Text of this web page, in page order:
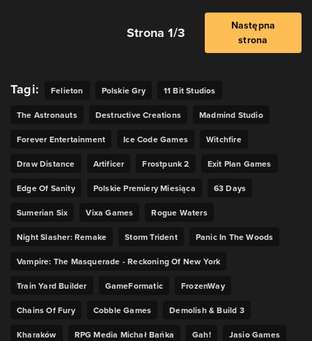
Strona 1/3
Następna
strona
Tagi: Felieton Polskie Gry 11 Bit Studios
The Astronauts Destructive Creations Madmind Studio
Forever Entertainment Ice Code Games Witchfire
Draw Distance Artificer Frostpunk 2 Exit Plan Games
Edge Of Sanity Polskie Premiery Miesiąca 63 Days
Sumerian Six Vixa Games Rogue Waters
Night Slasher: Remake Storm Trident Panic In The Woods
Vampire: The Masquerade - Reckoning Of New York
Train Yard Builder GameFormatic FrozenWay
Chains Of Fury Cobble Games Demolish & Build 3
Kharaków RPG Media Michał Bańka Gah! Jasio Games